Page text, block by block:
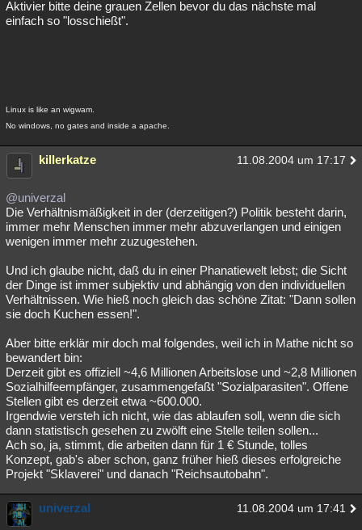
Aktivier bitte deine grauen Zellen bevor du das nächste mal
einfach so "losschießt".
Linux is like an wigwam.
No windows, no gates and inside a apache.
killerkatze 11.08.2004 um 17:17
@univerzal
Die Verhältnismäßigkeit in der (derzeitigen?) Politik besteht darin,
immer mehr Menschen immer mehr abzuverlangen und einigen
wenigen immer mehr zuzugestehen.
Und ich glaube nicht, daß du in einer Phanatiewelt lebst; die Sicht
der Dinge ist immer subjektiv und abhängig von den individuellen
Verhältnissen. Wie hieß noch gleich das schöne Zitat: "Dann sollen
sie doch Kuchen essen!".
Aber bitte erklär mir doch mal folgendes, weil ich in Mathe nicht so
bewandert bin:
Derzeit gibt es offiziell ~4,6 Millionen Arbeitslose und ~2,8 Millionen
Sozialhilfeempfänger, zusammengefaßt "Sozialparasiten". Offene
Stellen gibt es derzeit etwa ~600.000.
Irgendwie versteh ich nicht, wie das ablaufen soll, wenn die sich
dann statistisch gesehen zu zwölft eine Stelle teilen sollen...
Ach so, ja, stimmt, die arbeiten dann für 1 € Stunde, tolles
Konzept, gab's aber schon, ganz früher hieß dieses erfolgreiche
Projekt "Sklaverei" und danach "Reichsautobahn".
univerzal 11.08.2004 um 17:41